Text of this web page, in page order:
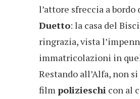
l’attore sfreccia a bordo
Duetto: la casa del
ringrazia, vista
immatricolazioni in
Restando all’Alfa, non
film polizieschi con al